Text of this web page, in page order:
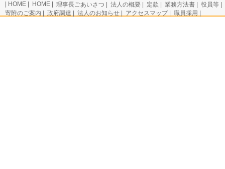
HOME HOME 理事長ごあいさつ 法人の概要 定款 業務方法書
役員等
寄附のご案内
政府調達 法人のお知らせ アクセスマップ 職員採用